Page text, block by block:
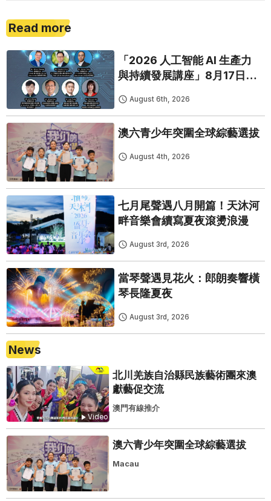
Read more
「2026 人工智能 AI 生產力
與持續發展講座」8月17日免
August 6th, 2026
澳六青少年突圍全球綜藝選拔
August 4th, 2026
七月尾聲遇八月開篇！天沐河
畔音樂會續寫夏夜滾燙浪漫
August 3rd, 2026
當琴聲遇見花火：郎朗奏響橫
琴長隆夏夜
August 3rd, 2026
News
Video
北川羌族自治縣民族藝術團來澳
獻藝促交流
澳門有線推介
澳六青少年突圍全球綜藝選拔
Macau